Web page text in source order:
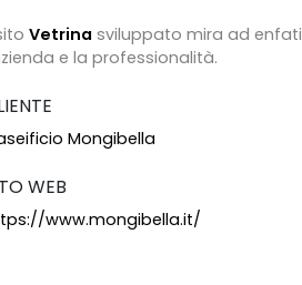
Vetrina sviluppato mira ad
e la professionalità.
Mongibella
WEB
www.mongibella.it/